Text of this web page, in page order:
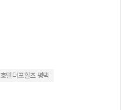
호텔더포힐즈 평택